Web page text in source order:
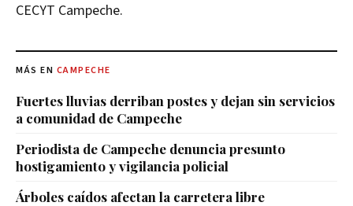
CECYT Campeche.
MÁS EN CAMPECHE
Fuertes lluvias derriban postes y dejan sin servicios
a comunidad de Campeche
Periodista de Campeche denuncia presunto
hostigamiento y vigilancia policial
Árboles caídos afectan la carretera libre